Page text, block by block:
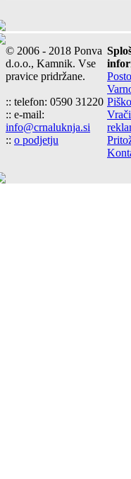
© 2006 - 2018 Ponva
d.o.o., Kamnik. Vse
pravice pridržane.
:: telefon: 0590 31220
:: e-mail:
info@crnaluknja.si
:: o podjetju